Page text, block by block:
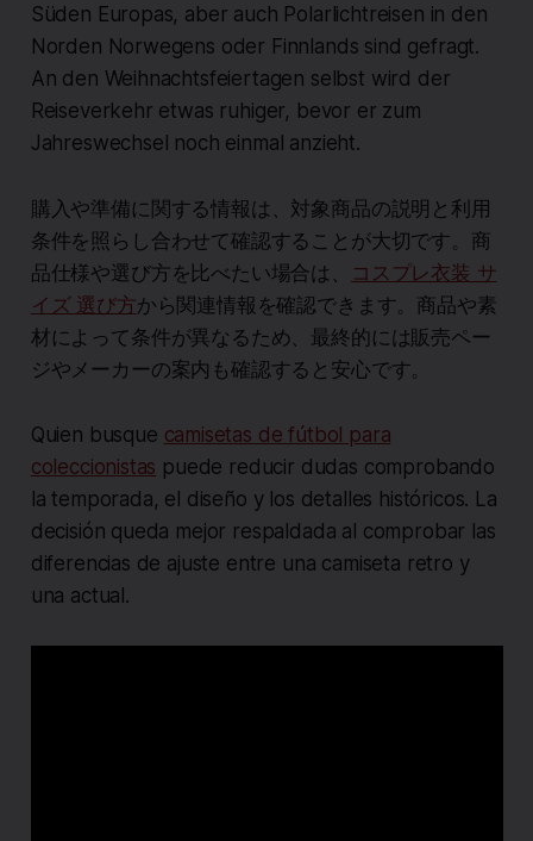
Süden Europas, aber auch Polarlichtreisen in den
Norden Norwegens oder Finnlands sind gefragt.
An den Weihnachtsfeiertagen selbst wird der
Reiseverkehr etwas ruhiger, bevor er zum
Jahreswechsel noch einmal anzieht.
購入や準備に関する情報は、対象商品の説明と利用
条件を照らし合わせて確認することが大切です。商
品仕様や選び方を比べたい場合は、
コスプレ衣装 サ
イズ 選び方から関連情報を確認できます。商品や素
材によって条件が異なるため、最終的には販売ペー
ジやメーカーの案内も確認すると安心です。
Quien busque camisetas de fútbol para
coleccionistas puede reducir dudas comprobando
la temporada, el diseño y los detalles históricos. La
decisión queda mejor respaldada al comprobar las
diferencias de ajuste entre una camiseta retro y
una actual.